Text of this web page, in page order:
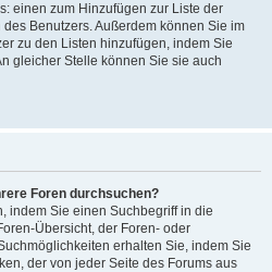
einen zum Hinzufügen zur Liste der
Benutzers. Außerdem können Sie im
zu den Listen hinzufügen, indem Sie
gleicher Stelle können Sie sie auch
Foren durchsuchen?
indem Sie einen Suchbegriff in die
Übersicht, der Foren- oder
erhalten Sie, indem Sie
der von jeder Seite des Forums aus